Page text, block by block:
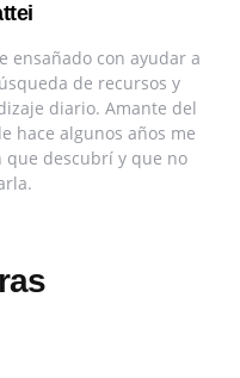
ensañado con ayudar a
de recursos y
diario. Amante del
hace algunos años me
que descubrí y que no